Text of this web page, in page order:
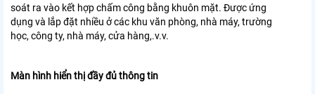
soát ra vào kết hợp chấm công bằng khuôn mặt. Được ứng
dụng và lắp đặt nhiều ởcác khu văn phòng, nhà máy, trường
học, công ty, nhà máy, cửa hàng,.v.v.
Màn hình hiển thị đầy đủ thông tin